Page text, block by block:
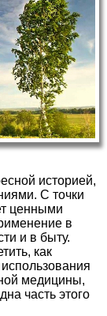
историей,
С точки
ценными
в
и в быту.
как
медицины,
часть этого